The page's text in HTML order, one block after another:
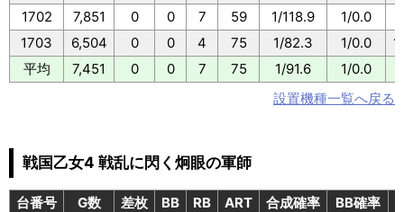
1702
7,851 0 0 7 59 1/118.9 1/0.0
1703
6,504 0 0 4 75 1/82.3 1/0.0
平均
7,451 0 0 7 75 1/91.6 1/0.0
設置機種一覧へ戻る
戦国乙女4 戦乱に閃く炯眼の軍師
台番号 G数 差枚 BB RB ART 合成確率 BB確率